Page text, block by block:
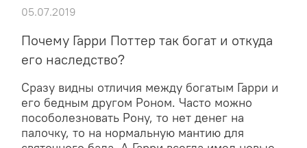
Почему Гарри Поттер так богат и откуда
его наследство?
Сразу видны отличия между богатым Гарри и
его бедным другом Роном. Часто можно
пособолезновать Рону, то нет денег на
палочку, то на нормальную мантию для
05.07.2019